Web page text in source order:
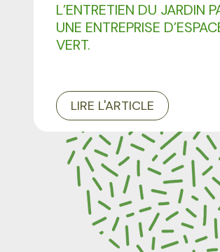
L’ENTRETIEN DU JARDIN
UNE ENTREPRISE
VERT.
LIRE L'ARTICLE